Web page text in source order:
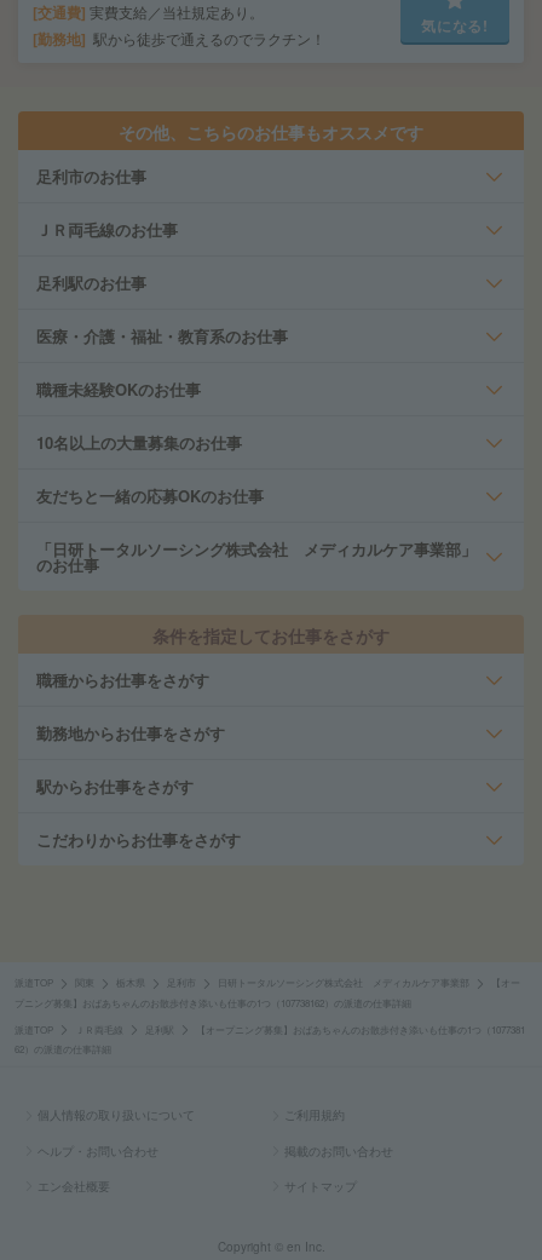
交通費 実費支給／当社規定あり。
勤務地 駅から徒歩で通えるのでラクチン！
気になる!
その他、こちらのお仕事もオススメです
足利市のお仕事
ＪＲ両毛線のお仕事
足利駅のお仕事
医療・介護・福祉・教育系のお仕事
職種未経験OKのお仕事
10名以上の大量募集のお仕事
友だちと一緒の応募OKのお仕事
「日研トータルソーシング株式会社 メディカルケア事業部」
のお仕事
条件を指定してお仕事をさがす
職種からお仕事をさがす
勤務地からお仕事をさがす
駅からお仕事をさがす
こだわりからお仕事をさがす
派遣TOP 栃木県 足利市 日研トータルソーシング株式会社 メディカルケア事業部
【オー
プニング募集】おばあちゃんのお散歩付き添いも仕事の1つ（107738162）の派遣の仕事詳細
派遣TOP ＪＲ両毛線 足利駅
【オープニング募集】おばあちゃんのお散歩付き添いも仕事の1つ（1077381
62）の派遣の仕事詳細
個人情報の取り扱いについて ご利用規約
ヘルプ・お問い合わせ 掲載のお問い合わせ
エン会社概要 サイトマップ
Copyright © en Inc.